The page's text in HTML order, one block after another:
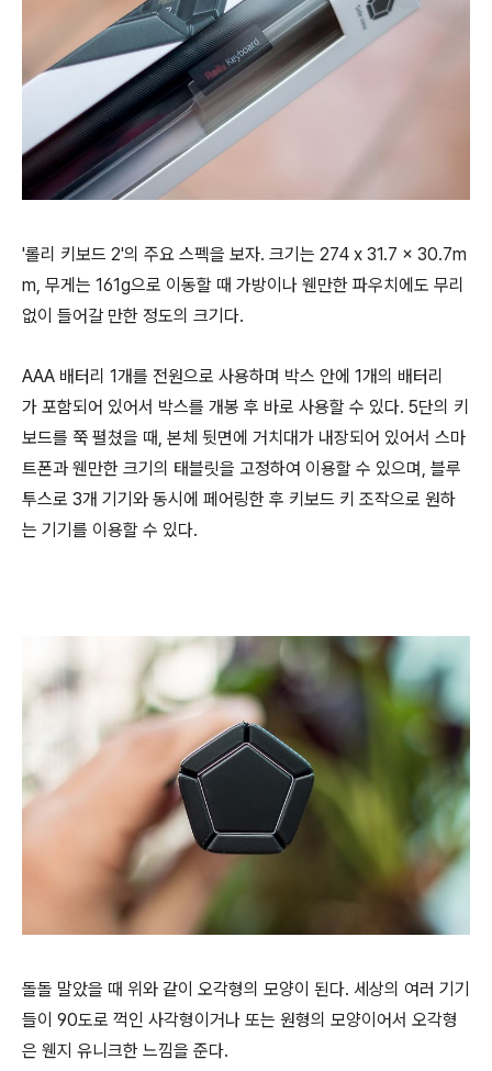
'롤리 키보드 2'의 주요 스펙을 보자. 크기는 274 x 31.7 x 30.7m
m, 무게는 161g으로 이동할 때 가방이나 웬만한 파우치에도 무리
없이 들어갈 만한 정도의 크기다.
AAA 배터리 1개를 전원으로 사용하며 박스 안에 1개의 배터리
가 포함되어 있어서 박스를 개봉 후 바로 사용할 수 있다. ​5단의 키
보드를 쭉 펼쳤을 때, 본체 뒷면에 거치대가 내장되어 있어서 스마
트폰과 웬만한 크기의 태블릿을 고정하여 이용할 수 있으며, 블루
투스로 3개 기기와 동시에 페어링한 후 키보드 키 조작으로 원하
는 기기를 이용할 수 있다.
돌돌 말았을 때 위와 같이 오각형의 모양이 된다. 세상의 여러 기기
들이 90도로 꺽인 사각형이거나 또는 원형의 모양이어서 오각형
은 웬지 유니크한 느낌을 준다.